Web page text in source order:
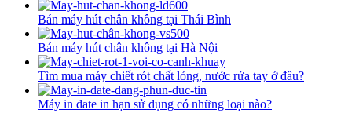
Bán máy hút chân không tại Thái Bình
Bán máy hút chân không tại Hà Nội
Tìm mua máy chiết rót chất lỏng, nước rửa tay ở đâu?
Máy in date in hạn sử dụng có những loại nào?